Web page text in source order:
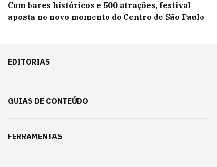
Com bares históricos e 500 atrações, festival
aposta no novo momento do Centro de São Paulo
EDITORIAS
GUIAS DE CONTEÚDO
FERRAMENTAS